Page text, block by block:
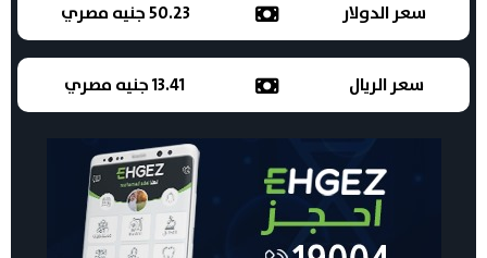
سعر الدولار 50.23 جنيه مصري
سعر الريال 13.41 جنيه مصري